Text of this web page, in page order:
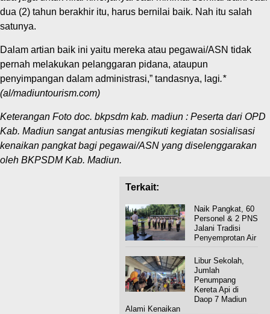
dua (2) tahun berakhir itu, harus bernilai baik. Nah itu salah
satunya.
Dalam artian baik ini yaitu mereka atau pegawai/ASN tidak
pernah melakukan pelanggaran pidana, ataupun
penyimpangan dalam administrasi,” tandasnya, lagi.*
(al/madiuntourism.com)
Keterangan Foto doc. bkpsdm kab. madiun : Peserta dari OPD
Kab. Madiun sangat antusias mengikuti kegiatan sosialisasi
kenaikan pangkat bagi pegawai/ASN yang diselenggarakan
oleh BKPSDM Kab. Madiun.
Terkait:
Naik Pangkat, 60
Personel & 2 PNS
Jalani Tradisi
Penyemprotan Air
Libur Sekolah,
Jumlah
Penumpang
Kereta Api di
Daop 7 Madiun
Alami Kenaikan